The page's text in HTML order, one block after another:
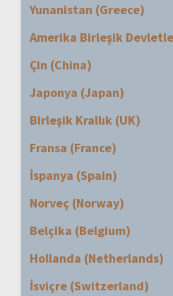
Yunanistan (Greece)
Amerika Birleşik
Çin (China)
Japonya (Japan)
Birleşik Krallık (UK)
Fransa (France)
İspanya (Spain)
Norveç (Norway)
Belçika (Belgium)
Hollanda (Netherlands)
İsviçre (Switzerland)